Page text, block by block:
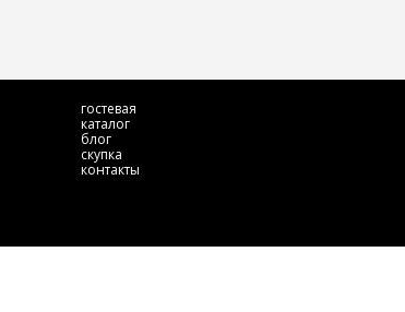
гостевая
каталог
блог
скупка
контакты